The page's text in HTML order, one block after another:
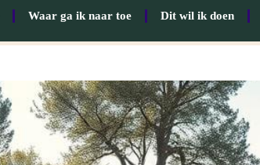
Waar ga ik naar toe Dit wil ik doen